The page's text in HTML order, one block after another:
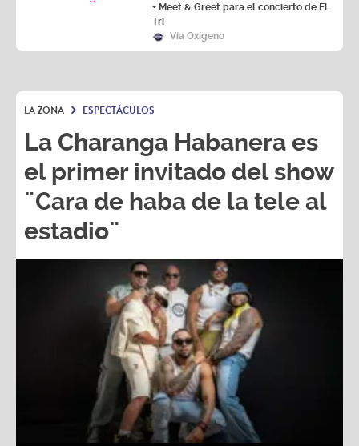
+ Meet & Greet para el concierto de El
Tri
Vía Oxígeno
LA ZONA ESPECTÁCULOS
La Charanga Habanera es
el primer invitado del show
¨Cara de haba de la tele al
estadio¨